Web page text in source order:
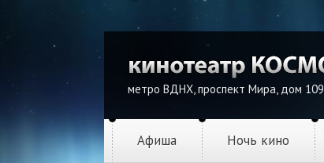
метро ВДНХ, проспект Мира, дом 109
Афиша Ночь кино